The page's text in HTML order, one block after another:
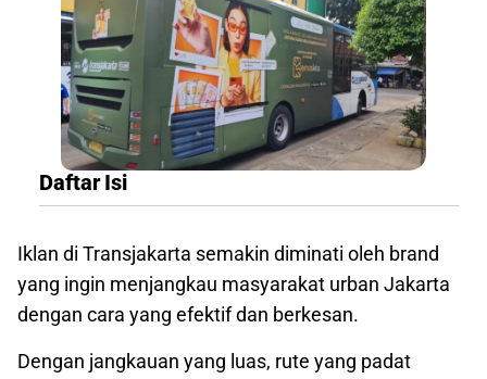
Daftar Isi
Iklan di Transjakarta semakin diminati oleh brand
yang ingin menjangkau masyarakat urban Jakarta
dengan cara yang efektif dan berkesan.
Dengan jangkauan yang luas, rute yang padat